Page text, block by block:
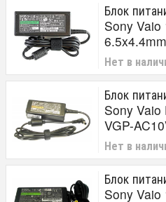
20W
30.45W
40W
45W
60W
65W
90W
120W
150W
Напряжение (В)
10.5V
16V
Блок
Sony Vaio
Нет в
Блок
Sony Vaio
VGP-
Нет в
Блок
Sony